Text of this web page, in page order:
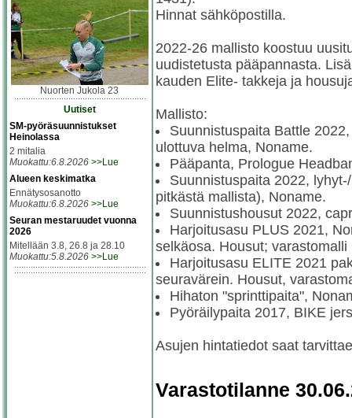
Nuorten Jukola 23
Uutiset
SM-pyöräsuunnistukset
Heinolassa
2 mitalia
Muokattu:6.8.2026 >>Lue
Alueen keskimatka
Ennätysosanotto
Muokattu:6.8.2026 >>Lue
Seuran mestaruudet vuonna
2026
Mitellään 3.8, 26.8 ja 28.10
Muokattu:5.8.2026 >>Lue
Hinnat sähköpostilla.
2022-26 mallisto koostuu
uudistetusta pääpannasta.
kauden Elite- takkeja ja
Mallisto:
Suunnistuspaita Battle
ulottuva helma, Noname.
Pääpanta, Prologue
Suunnistuspaita 2022,
pitkästä mallista), Noname.
Suunnistushousut 2022,
Harjoitusasu PLUS 2021,
selkäosa. Housut; varastomalli
Harjoitusasu ELITE 2021
seuravärein. Housut,
Hihaton "sprinttipaita",
Pyöräilypaita 2017, BIKE
Asujen hintatiedot saat
Varastotilanne